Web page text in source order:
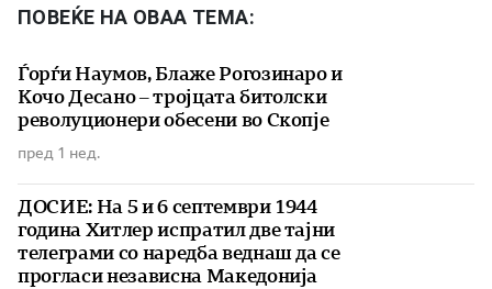
ПОВЕЌЕ НА ОВАА ТЕМА:
Ѓорѓи Наумов, Блаже Рогозинаро и
Кочо Десано – тројцата битолски
револуционери обесени во Скопје
пред 1 нед.
ДОСИЕ: На 5 и 6 септември 1944
година Хитлер испратил две тајни
телеграми со наредба веднаш да се
прогласи независна Македонија